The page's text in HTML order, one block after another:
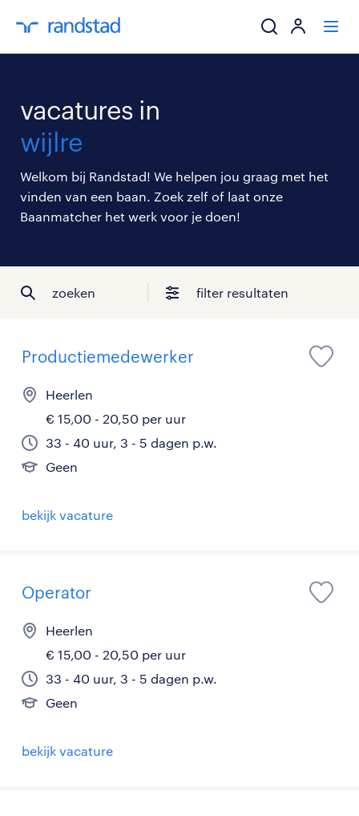
mijn carrière
over randstad
vacatures in
wijlre
Welkom bij Randstad! We helpen jou graag met het
vinden van een baan. Zoek zelf of laat onze
Baanmatcher het werk voor je doen!
zoeken filter resultaten
Productiemedewerker
Heerlen
€ 15,00 - 20,50 per uur
33 - 40 uur, 3 - 5 dagen p.w.
Geen
bekijk vacature
Operator
Heerlen
€ 15,00 - 20,50 per uur
33 - 40 uur, 3 - 5 dagen p.w.
Geen
bekijk vacature